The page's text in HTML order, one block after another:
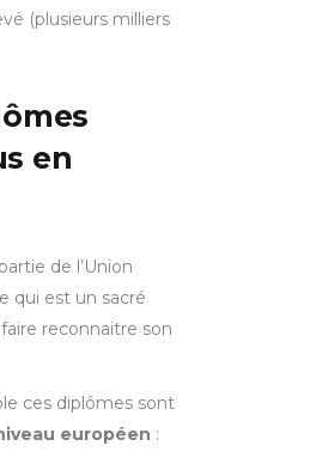
(plusieurs milliers
en
de l’Union
qui est un sacré
reconnaitre son
ces diplômes sont
européen :